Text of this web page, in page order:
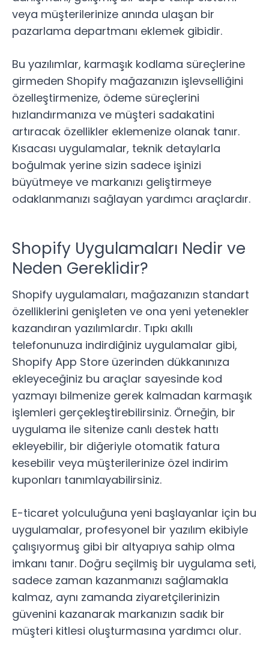
veya müşterilerinize anında ulaşan bir
pazarlama departmanı eklemek gibidir.
Bu yazılımlar, karmaşık kodlama süreçlerine
girmeden Shopify mağazanızın işlevselliğini
özelleştirmenize, ödeme süreçlerini
hızlandırmanıza ve müşteri sadakatini
artıracak özellikler eklemenize olanak tanır.
Kısacası uygulamalar, teknik detaylarla
boğulmak yerine sizin sadece işinizi
büyütmeye ve markanızı geliştirmeye
odaklanmanızı sağlayan yardımcı araçlardır.
Shopify Uygulamaları Nedir ve
Neden Gereklidir?
Shopify uygulamaları, mağazanızın standart
özelliklerini genişleten ve ona yeni yetenekler
kazandıran yazılımlardır. Tıpkı akıllı
telefonunuza indirdiğiniz uygulamalar gibi,
Shopify App Store üzerinden dükkanınıza
ekleyeceğiniz bu araçlar sayesinde kod
yazmayı bilmenize gerek kalmadan karmaşık
işlemleri gerçekleştirebilirsiniz. Örneğin, bir
uygulama ile sitenize canlı destek hattı
ekleyebilir, bir diğeriyle otomatik fatura
kesebilir veya müşterilerinize özel indirim
kuponları tanımlayabilirsiniz.
E-ticaret yolculuğuna yeni başlayanlar için bu
uygulamalar, profesyonel bir yazılım ekibiyle
çalışıyormuş gibi bir altyapıya sahip olma
imkanı tanır. Doğru seçilmiş bir uygulama seti,
sadece zaman kazanmanızı sağlamakla
kalmaz, aynı zamanda ziyaretçilerinizin
güvenini kazanarak markanızın sadık bir
müşteri kitlesi oluşturmasına yardımcı olur.